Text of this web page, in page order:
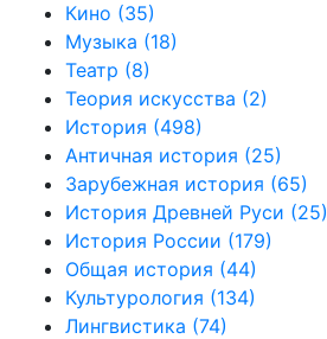
Кино (35)
Музыка (18)
Театр (8)
Теория искусства (2)
История (498)
Античная история (25)
Зарубежная история (65)
История Древней Руси (25)
История России (179)
Общая история (44)
Культурология (134)
Лингвистика (74)